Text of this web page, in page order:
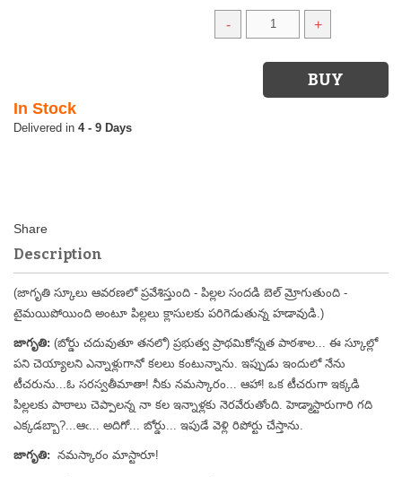
- +
In Stock
4 - 9 Days
Description
(జాగృతి స్కూలు ఆవరణలో ప్రవేశిస్తుంది - పిల్లల సందడి బెల్ మ్రోగుతుంది -
టైమయిపోయింది అంటూ పిల్లలు క్లాసులకు పరిగెడుతున్న హడావుడి.)
జాగృతి: (బోర్డు చదువుతూ తనలో) ప్రభుత్వ ప్రాథమికోన్నత పాఠశాల... ఈ స్కూల్లో
పని చెయ్యాలని ఎన్నాళ్లుగానో కలలు కంటున్నాను. ఇప్పుడు ఇందులో నేను
టీచరును...ఓ సరస్వతీమాతా! నీకు నమస్కారం... ఆహా! ఒక టీచరుగా ఇక్కడి
పిల్లలకు పాఠాలు చెప్పాలన్న నా కల ఇన్నాళ్లకు నెరవేరుతోంది. హెడ్మాస్టారుగారి గది
ఎక్కడబ్బా?...ఆఁ... అదిగో... బోర్డు... ఇపుడే వెళ్లి రిపోర్టు చేస్తాను.
జాగృతి: నమస్కారం మాస్టారూ!